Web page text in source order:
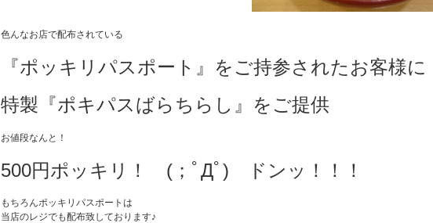
色んなお店で配布されている
『ポッキリパスポート』をご持参されたお客様に
特製『ポキパスばらちらし』をご提供
お値段なんと！
500円ポッキリ！ (；ﾟДﾟ) ドンッ！！！
もちろんポッキリパスポートは
当店のレジでも配布致しております♪